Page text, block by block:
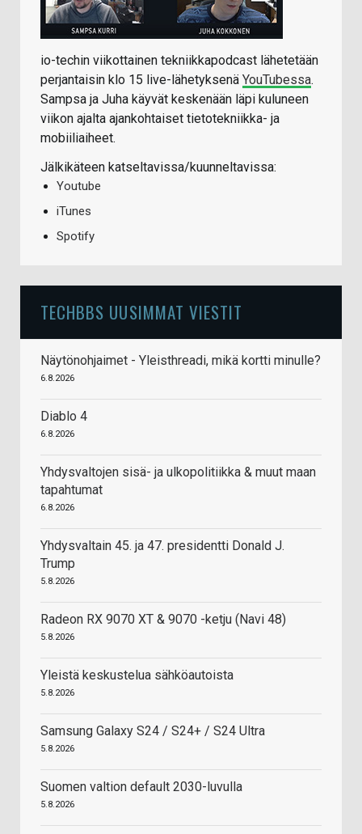
io-techin viikottainen tekniikkapodcast lähetetään
perjantaisin klo 15 live-lähetyksenä YouTubessa.
Sampsa ja Juha käyvät keskenään läpi kuluneen
viikon ajalta ajankohtaiset tietotekniikka- ja
mobiiliaiheet.
Jälkikäteen katseltavissa/kuunneltavissa:
Youtube
iTunes
Spotify
TECHBBS UUSIMMAT VIESTIT
Näytönohjaimet - Yleisthreadi, mikä kortti minulle?
6.8.2026
Diablo 4
6.8.2026
Yhdysvaltojen sisä- ja ulkopolitiikka & muut maan
tapahtumat
6.8.2026
Yhdysvaltain 45. ja 47. presidentti Donald J.
Trump
5.8.2026
Radeon RX 9070 XT & 9070 -ketju (Navi 48)
5.8.2026
Yleistä keskustelua sähköautoista
5.8.2026
Samsung Galaxy S24 / S24+ / S24 Ultra
5.8.2026
Suomen valtion default 2030-luvulla
5.8.2026